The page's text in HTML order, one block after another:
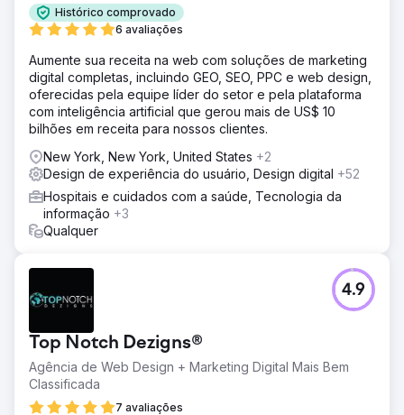
Histórico comprovado
6 avaliações
Aumente sua receita na web com soluções de marketing
digital completas, incluindo GEO, SEO, PPC e web design,
oferecidas pela equipe líder do setor e pela plataforma
com inteligência artificial que gerou mais de US$ 10
bilhões em receita para nossos clientes.
New York, New York, United States +2
Design de experiência do usuário, Design digital +52
Hospitais e cuidados com a saúde, Tecnologia da
informação +3
Qualquer
Top Notch Dezigns®
Agência de Web Design + Marketing Digital Mais Bem
Classificada
7 avaliações
4.9